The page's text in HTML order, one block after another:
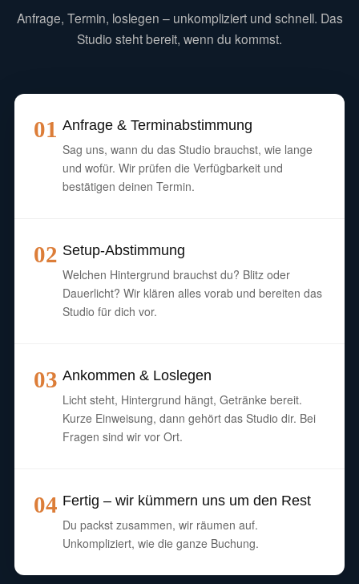
Anfrage, Termin, loslegen – unkompliziert und schnell. Das
Studio steht bereit, wenn du kommst.
01 Anfrage & Terminabstimmung
Sag uns, wann du das Studio brauchst, wie lange
und wofür. Wir prüfen die Verfügbarkeit und
bestätigen deinen Termin.
02 Setup-Abstimmung
Welchen Hintergrund brauchst du? Blitz oder
Dauerlicht? Wir klären alles vorab und bereiten das
Studio für dich vor.
03 Ankommen & Loslegen
Licht steht, Hintergrund hängt, Getränke bereit.
Kurze Einweisung, dann gehört das Studio dir. Bei
Fragen sind wir vor Ort.
04 Fertig – wir kümmern uns um den Rest
Du packst zusammen, wir räumen auf.
Unkompliziert, wie die ganze Buchung.